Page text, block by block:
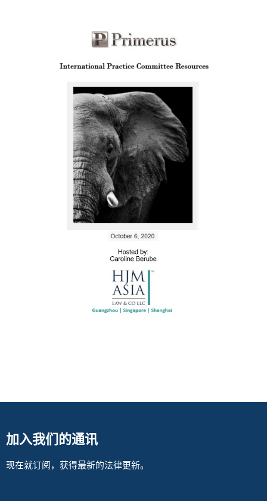
加入我们的通讯
现在就订阅，获得最新的法律更新。